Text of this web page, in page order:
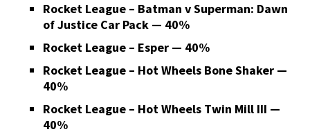
Rocket League – Batman v Superman: Dawn
of Justice Car Pack — 40%
Rocket League – Esper — 40%
Rocket League – Hot Wheels Bone Shaker —
40%
Rocket League – Hot Wheels Twin Mill III —
40%